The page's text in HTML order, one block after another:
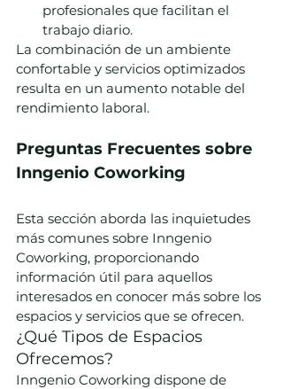
profesionales que facilitan el
trabajo diario.
La combinación de un ambiente
confortable y servicios optimizados
resulta en un aumento notable del
rendimiento laboral.
Preguntas Frecuentes sobre
Inngenio Coworking
Esta sección aborda las inquietudes
más comunes sobre Inngenio
Coworking, proporcionando
información útil para aquellos
interesados en conocer más sobre los
espacios y servicios que se ofrecen.
¿Qué Tipos de Espacios
Ofrecemos?
Inngenio Coworking dispone de